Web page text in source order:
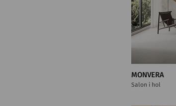
MONVERA
Salon i hol